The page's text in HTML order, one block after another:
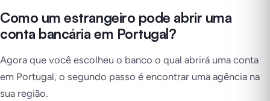
Como um estrangeiro pode abrir uma
conta bancária em Portugal?
Agora que você escolheu o banco o qual abrirá uma conta
em Portugal, o segundo passo é encontrar uma agência na
sua região.